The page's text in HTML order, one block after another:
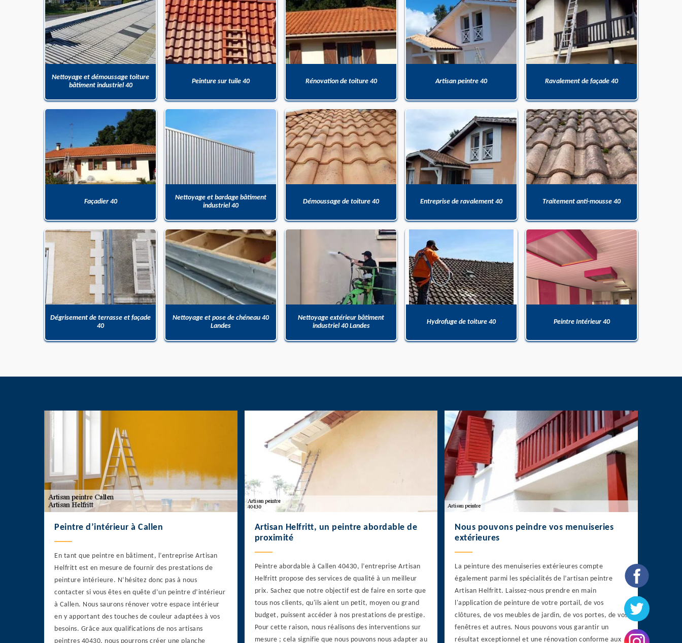
Nettoyage et démoussage toiture
bâtiment industriel 40
Peinture sur tuile 40 Rénovation de toiture 40 Artisan peintre 40 Ravalement de façade 40
Façadier 40
Nettoyage et bardage bâtiment
industriel 40
Démoussage de toiture 40 Entreprise de ravalement 40 Traitement anti-mousse 40
Dégrisement de terrasse et façade
40
Nettoyage et pose de chéneau 40
Landes
Nettoyage extérieur bâtiment
industriel 40 Landes
Hydrofuge de toiture 40 Peintre Intérieur 40
Peintre d’intérieur à Callen
En tant que peintre en bâtiment, l’entreprise Artisan
Helfritt est en mesure de fournir des prestations de
peinture intérieure. N’hésitez donc pas à nous
contacter si vous êtes en quête d’un peintre d’intérieur
à Callen. Nous saurons rénover votre espace intérieur
en y apportant des touches de couleur adaptées à vos
besoins. Grâce aux qualifications de nos artisans
peintres 40430, nous pourrons créer une planche
Artisan Helfritt, un peintre abordable de
proximité
Peintre abordable à Callen 40430, l’entreprise Artisan
Helfritt propose des services de qualité à un meilleur
prix. Sachez que notre objectif est de faire en sorte que
tous nos clients, qu'ils aient un petit, moyen ou grand
budget, puissent accéder à nos prestations de prestige.
Pour cette raison, nous réalisons des interventions sur
mesure ; cela signifie que nous pouvons nous adapter au
Nous pouvons peindre vos menuiseries
extérieures
La peinture des menuiseries extérieures compte
également parmi les spécialités de l’artisan peintre
Artisan Helfritt. Laissez-nous prendre en main
l'application de peinture de votre portail, de vos
clôtures, de vos meubles de jardin, de vos portes, de vos
fenêtres et autres. Nous pouvons vous garantir un
résultat exceptionnel et une rénovation conforme aux